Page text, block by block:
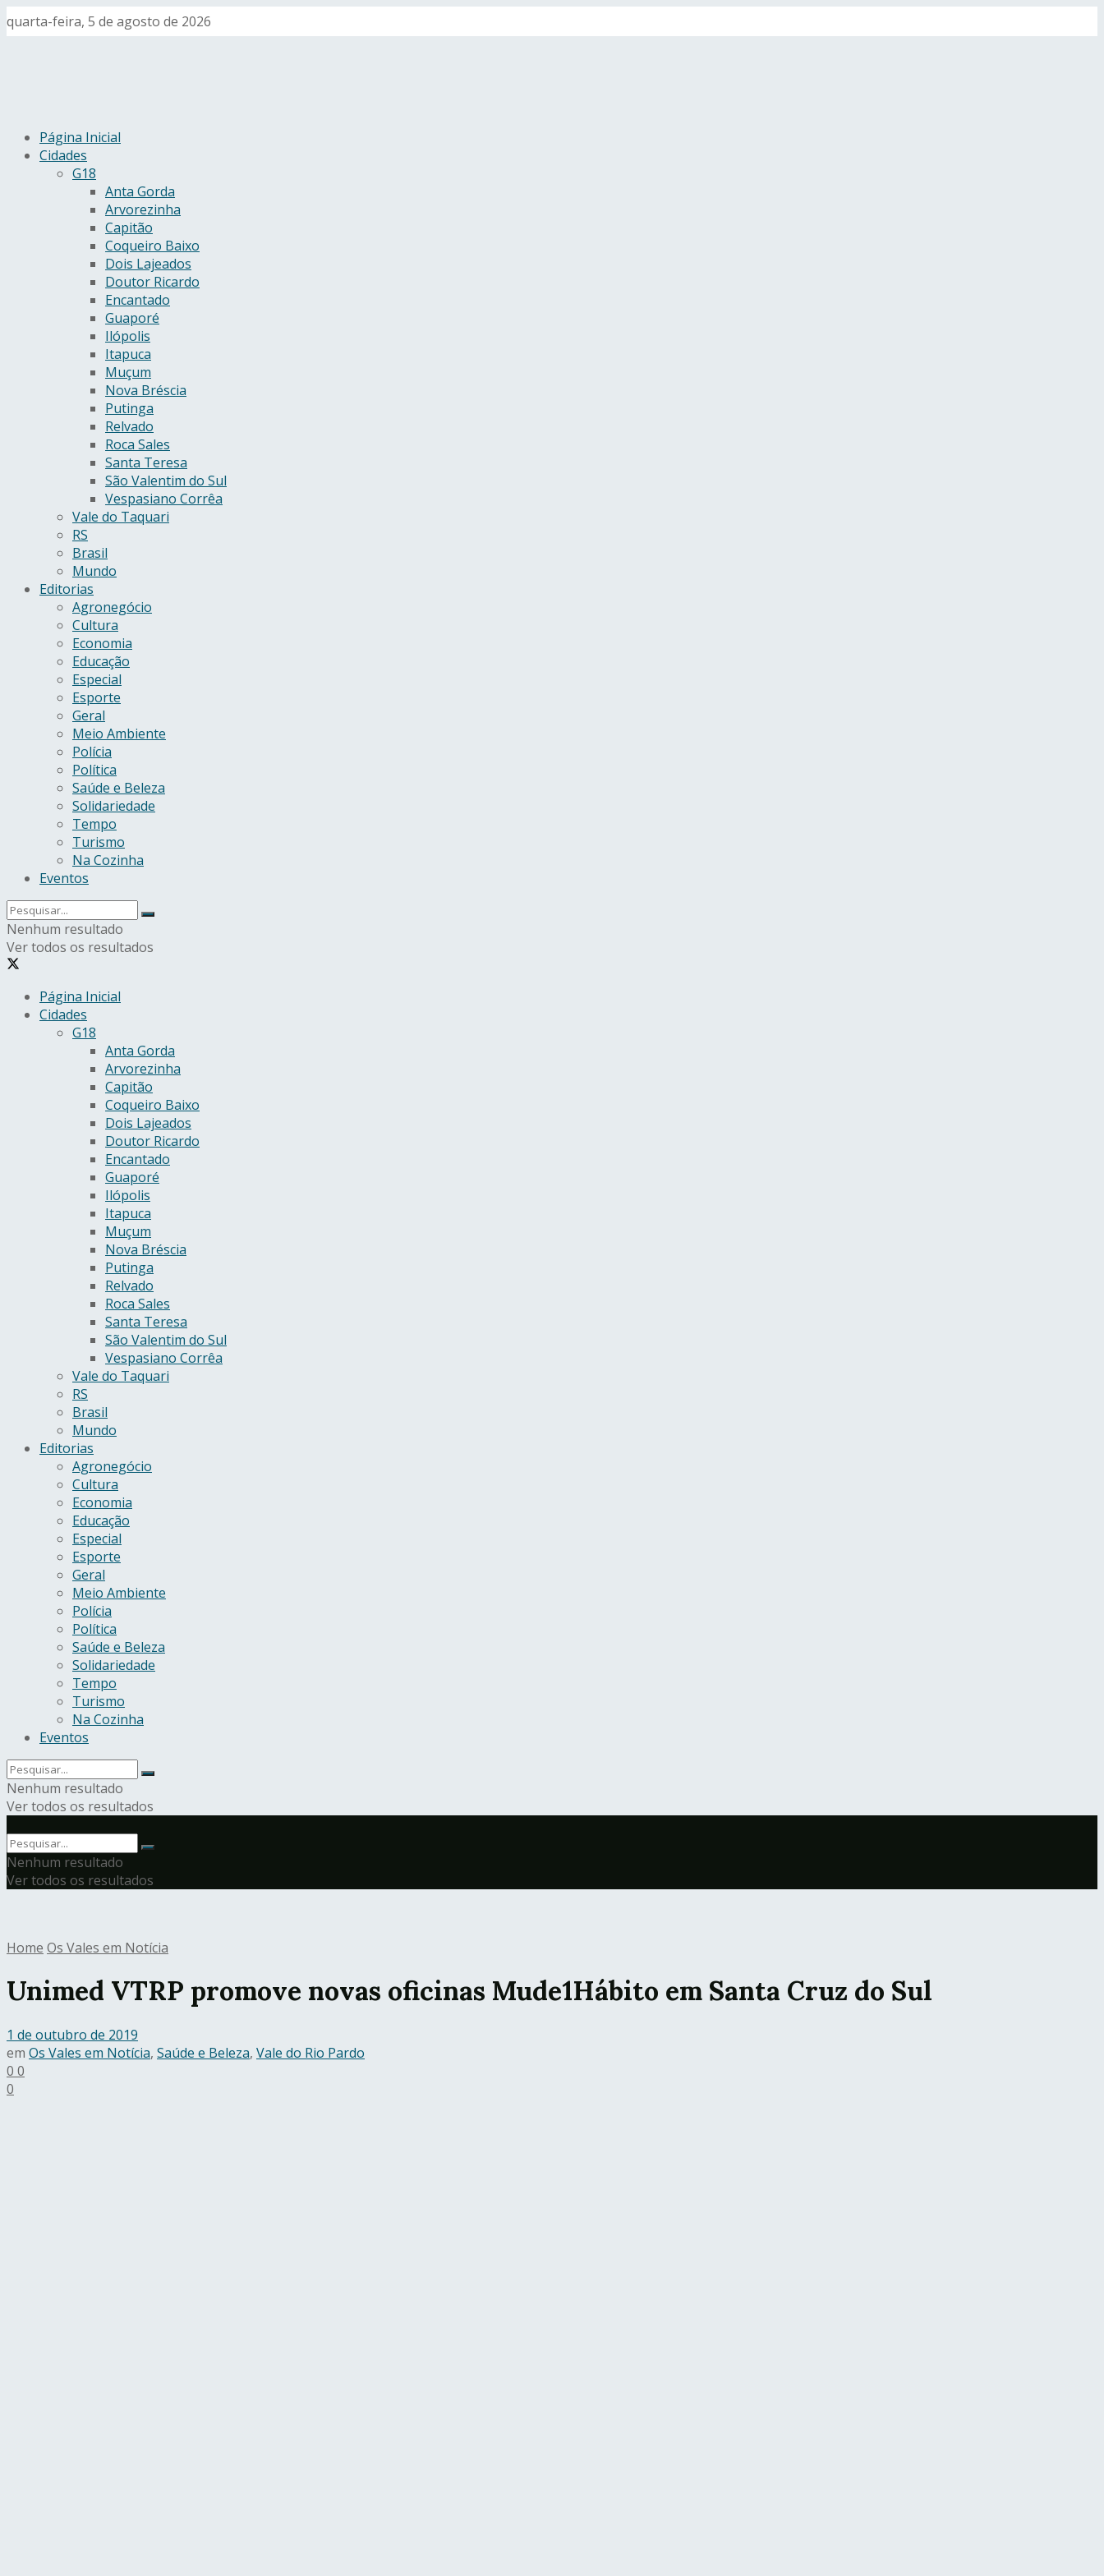
quarta-feira, 5 de agosto de 2026
Página Inicial
Cidades
G18
Anta Gorda
Arvorezinha
Capitão
Coqueiro Baixo
Dois Lajeados
Doutor Ricardo
Encantado
Guaporé
Ilópolis
Itapuca
Muçum
Nova Bréscia
Putinga
Relvado
Roca Sales
Santa Teresa
São Valentim do Sul
Vespasiano Corrêa
Vale do Taquari
RS
Brasil
Mundo
Editorias
Agronegócio
Cultura
Economia
Educação
Especial
Esporte
Geral
Meio Ambiente
Polícia
Política
Saúde e Beleza
Solidariedade
Tempo
Turismo
Na Cozinha
Eventos
Nenhum resultado
Ver todos os resultados
Página Inicial
Cidades
G18
Anta Gorda
Arvorezinha
Capitão
Coqueiro Baixo
Dois Lajeados
Doutor Ricardo
Encantado
Guaporé
Ilópolis
Itapuca
Muçum
Nova Bréscia
Putinga
Relvado
Roca Sales
Santa Teresa
São Valentim do Sul
Vespasiano Corrêa
Vale do Taquari
RS
Brasil
Mundo
Editorias
Agronegócio
Cultura
Economia
Educação
Especial
Esporte
Geral
Meio Ambiente
Polícia
Política
Saúde e Beleza
Solidariedade
Tempo
Turismo
Na Cozinha
Eventos
Nenhum resultado
Ver todos os resultados
Nenhum resultado
Ver todos os resultados
Home Os Vales em Notícia
Unimed VTRP promove novas oficinas Mude1Hábito em Santa Cruz do Sul
1 de outubro de 2019
em Os Vales em Notícia, Saúde e Beleza, Vale do Rio Pardo
0 0
0